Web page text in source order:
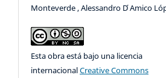
Monteverde , Alessandro D ́Amico
Esta obra está bajo una licencia
internacionalCreative Commons